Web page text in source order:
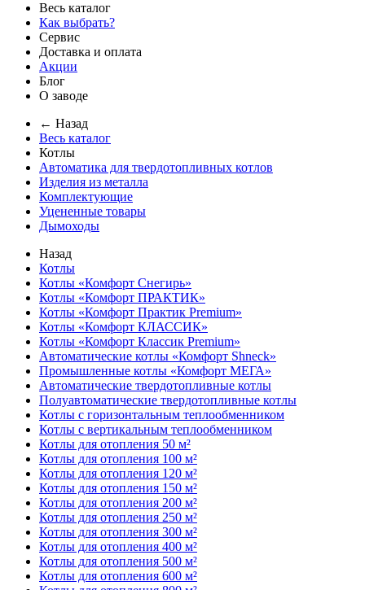
Весь каталог
Как выбрать?
Сервис
Доставка и оплата
Акции
Блог
О заводе
← Назад
Весь каталог
Котлы
Автоматика для твердотопливных котлов
Изделия из металла
Комплектующие
Уцененные товары
Дымоходы
Назад
Котлы
Котлы «Комфорт Снегирь»
Котлы «Комфорт ПРАКТИК»
Котлы «Комфорт Практик Premium»
Котлы «Комфорт КЛАССИК»
Котлы «Комфорт Классик Premium»
Автоматические котлы «Комфорт Shneck»
Промышленные котлы «Комфорт МЕГА»
Автоматические твердотопливные котлы
Полуавтоматические твердотопливные котлы
Котлы с горизонтальным теплообменником
Котлы с вертикальным теплообменником
Котлы для отопления 50 м²
Котлы для отопления 100 м²
Котлы для отопления 120 м²
Котлы для отопления 150 м²
Котлы для отопления 200 м²
Котлы для отопления 250 м²
Котлы для отопления 300 м²
Котлы для отопления 400 м²
Котлы для отопления 500 м²
Котлы для отопления 600 м²